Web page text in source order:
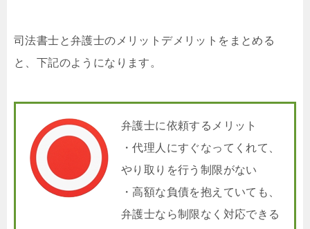
司法書士と弁護士のメリットデメリットをまとめる
と、下記のようになります。
弁護士に依頼するメリット
・代理人にすぐなってくれて、
やり取りを行う制限がない
・高額な負債を抱えていても、
弁護士なら制限なく対応できる